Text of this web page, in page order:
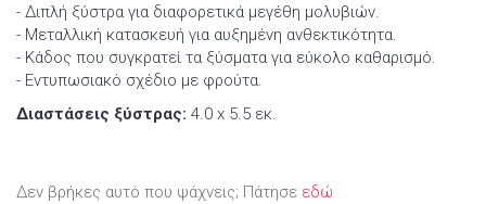
- Διπλή ξύστρα για διαφορετικά μεγέθη μολυβιών.
- Μεταλλική κατασκευή για αυξημένη ανθεκτικότητα.
- Κάδος που συγκρατεί τα ξύσματα για εύκολο καθαρισμό.
- Εντυπωσιακό σχέδιο με φρούτα.
Διαστάσεις ξύστρας: 4.0 x 5.5 εκ.
Δεν βρήκες αυτό που ψάχνεις; Πάτησε εδώ